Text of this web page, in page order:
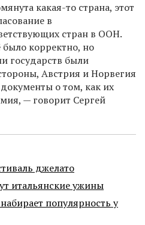
какая-то страна, этот
в
стран в ООН.
корректно, но
государств были
Австрия и Норвегия
о том, как их
— говорит Сергей
джелато
итальянские ужины
популярность у